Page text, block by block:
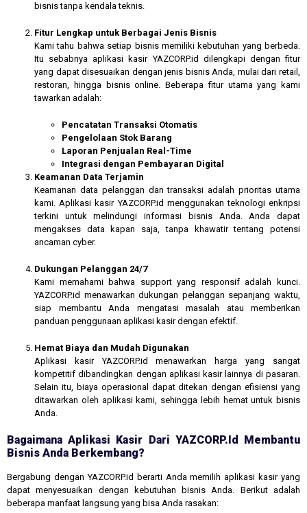
bisnis tanpa kendala teknis.
Fitur Lengkap untuk Berbagai Jenis Bisnis
Kami tahu bahwa setiap bisnis memiliki kebutuhan yang berbeda.
Itu sebabnya aplikasi kasir YAZCORP.id dilengkapi dengan fitur
yang dapat disesuaikan dengan jenis bisnis Anda, mulai dari retail,
restoran, hingga bisnis online. Beberapa fitur utama yang kami
tawarkan adalah:
Pencatatan Transaksi Otomatis
Pengelolaan Stok Barang
Laporan Penjualan Real-Time
Integrasi dengan Pembayaran Digital
Keamanan Data Terjamin
Keamanan data pelanggan dan transaksi adalah prioritas utama
kami. Aplikasi kasir YAZCORP.id menggunakan teknologi enkripsi
terkini untuk melindungi informasi bisnis Anda. Anda dapat
mengakses data kapan saja, tanpa khawatir tentang potensi
ancaman cyber.
Dukungan Pelanggan 24/7
Kami memahami bahwa support yang responsif adalah kunci.
YAZCORP.id menawarkan dukungan pelanggan sepanjang waktu,
siap membantu Anda mengatasi masalah atau memberikan
panduan penggunaan aplikasi kasir dengan efektif.
Hemat Biaya dan Mudah Digunakan
Aplikasi kasir YAZCORP.id menawarkan harga yang sangat
kompetitif dibandingkan dengan aplikasi kasir lainnya di pasaran.
Selain itu, biaya operasional dapat ditekan dengan efisiensi yang
ditawarkan oleh aplikasi kami, sehingga lebih hemat untuk bisnis
Anda.
Bagaimana Aplikasi Kasir Dari YAZCORP.id Membantu
Bisnis Anda Berkembang?
Bergabung dengan YAZCORP.id berarti Anda memilih aplikasi kasir yang
dapat menyesuaikan dengan kebutuhan bisnis Anda. Berikut adalah
beberapa manfaat langsung yang bisa Anda rasakan: